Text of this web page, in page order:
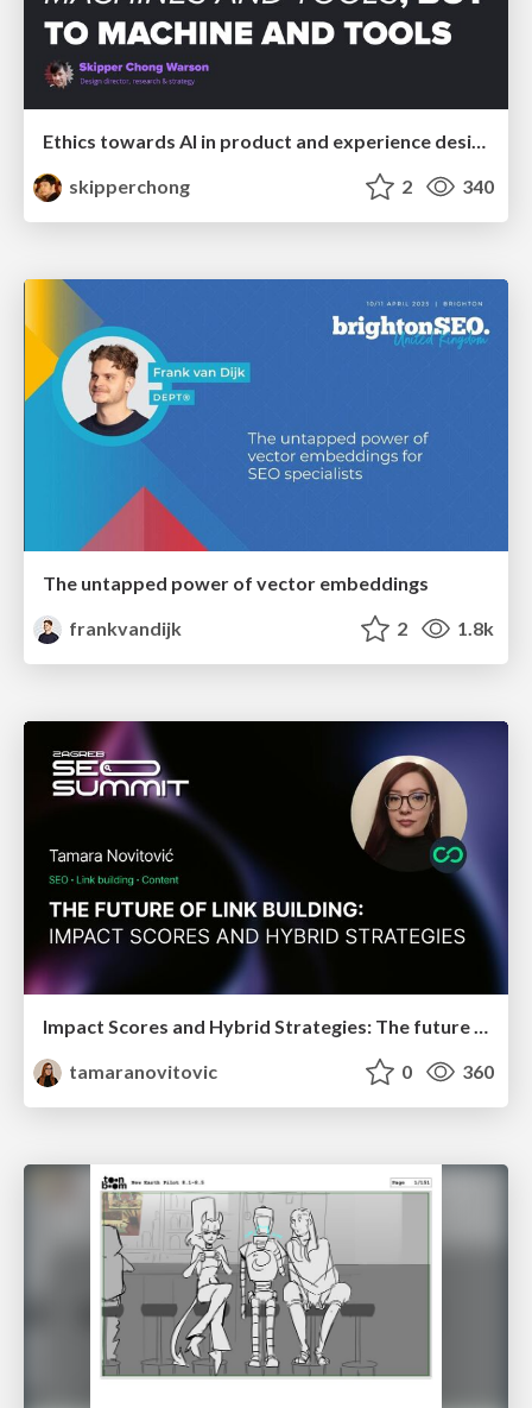
Ethics towards AI in product and experience design
skipperchong
2 340
The untapped power of vector embeddings
frankvandijk
2 1.8k
tamaranovitovic
0 360